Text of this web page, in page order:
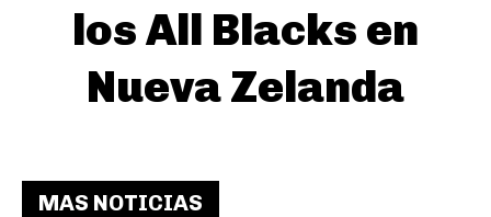
los All Blacks en
Nueva Zelanda
MAS NOTICIAS